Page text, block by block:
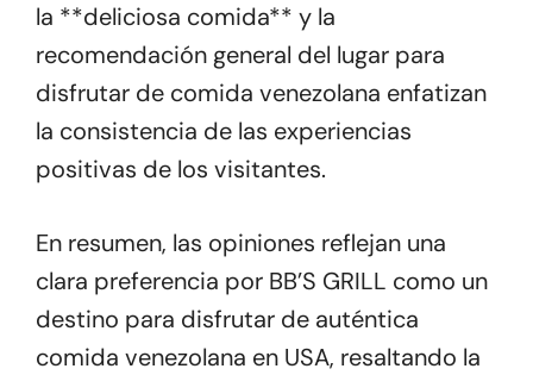
la **deliciosa comida** y la
recomendación general del lugar para
disfrutar de comida venezolana enfatizan
la consistencia de las experiencias
positivas de los visitantes.
En resumen, las opiniones reflejan una
clara preferencia por BB’S GRILL como un
destino para disfrutar de auténtica
comida venezolana en USA, resaltando la